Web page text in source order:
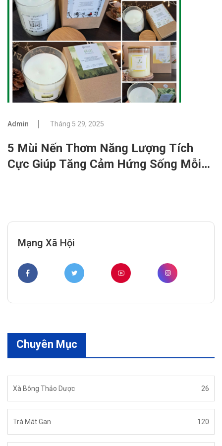
Admin Tháng 5 29, 2025
5 Mùi Nến Thơm Năng Lượng Tích
Cực Giúp Tăng Cảm Hứng Sống Mỗi
Mạng Xã Hội
Chuyên Mục
Xà Bông Thảo Dược 26
Trà Mát Gan 120